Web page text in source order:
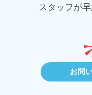
スタッフが
お問